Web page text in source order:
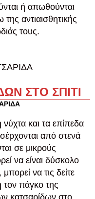
ή απωθούνται
αντιαισθητικής
τους.
ΣΤΟ ΣΠΙΤΙ
και τα επίπεδα
από στενά
σε μικρούς
να είναι δύσκολο
να τις δείτε
τον πάγκο της
κατσαρίδων στο